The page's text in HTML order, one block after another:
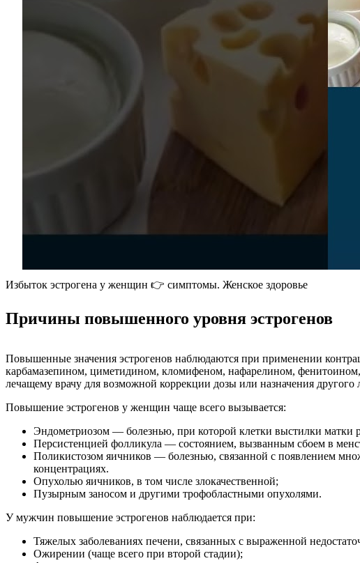
Избыток эстрогена у женщин 👉 симптомы. Женское здоровье
Причины повышенного уровня эстрогенов
Повышенные значения эстрогенов наблюдаются при применении
карбамазепином, циметидином, кломифеном, нафарелином, фенитоином,
лечащему врачу для возможной коррекции дозы или назначения другого
Повышение эстрогенов у женщин чаще всего вызывается:
Эндометриозом — болезнью, при которой клетки выстилки матки
Персистенцией фолликула — состоянием, вызванным сбоем в
Поликистозом яичников — болезнью, связанной с появлением
концентрациях.
Опухолью яичников, в том числе злокачественной;
Пузырным заносом и другими трофобластными опухолями.
У мужчин повышение эстрогенов наблюдается при:
Тяжелых заболеваниях печени, связанных с выраженной
Ожирении (чаще всего при второй стадии);